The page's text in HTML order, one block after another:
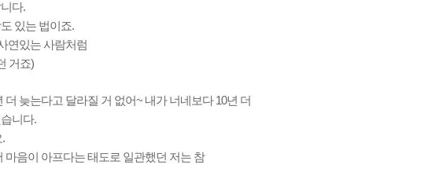
다.
있는 법이죠.
연있는 사람처럼
거죠)
늦는다고 달라질 거 없어~ 내가 너네보다 10년 더
니다.
음이 아프다는 태도로 일관했던 저는 참